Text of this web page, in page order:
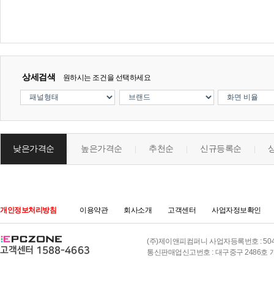
상세검색 원하시는 조건을 선택하세요
낮은가격순 높은가격순 추천순 신규등록순
개인정보처리방침 이용약관 회사소개 고객센터 사업자정보확인
(주)제이앤피컴퍼니 사업자등록번호 :
통신판매업신고번호 : 대구중구 2486호